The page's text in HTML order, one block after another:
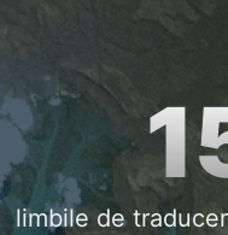
limbile de